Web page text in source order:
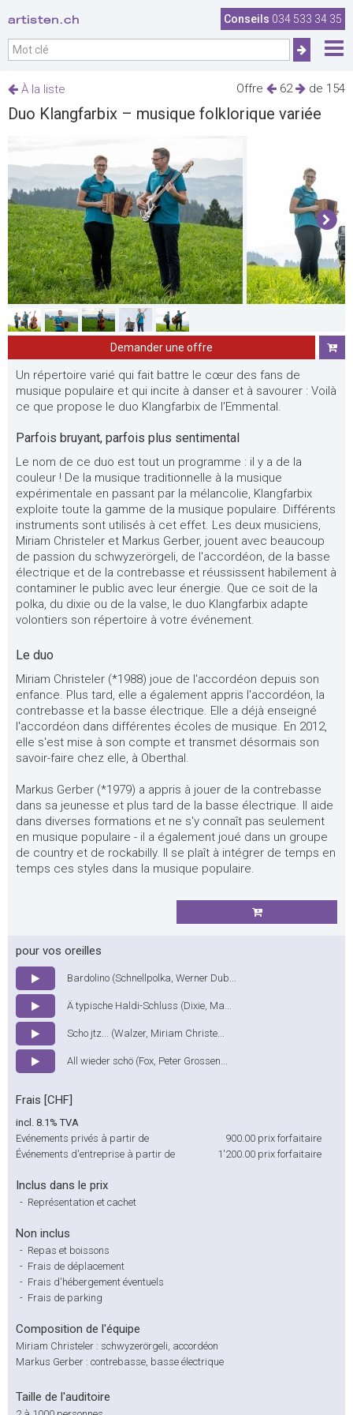
artisten.ch Conseils 034 533 34 35
Offre 62 de 154
À la liste
Duo Klangfarbix – musique folklorique variée
Demander une offre
Un répertoire varié qui fait battre le cœur des fans de
musique populaire et qui incite à danser et à savourer : Voilà
ce que propose le duo Klangfarbix de l'Emmental.
Parfois bruyant, parfois plus sentimental
Le nom de ce duo est tout un programme : il y a de la
couleur ! De la musique traditionnelle à la musique
expérimentale en passant par la mélancolie, Klangfarbix
exploite toute la gamme de la musique populaire. Différents
instruments sont utilisés à cet effet. Les deux musiciens,
Miriam Christeler et Markus Gerber, jouent avec beaucoup
de passion du schwyzerörgeli, de l'accordéon, de la basse
électrique et de la contrebasse et réussissent habilement à
contaminer le public avec leur énergie. Que ce soit de la
polka, du dixie ou de la valse, le duo Klangfarbix adapte
volontiers son répertoire à votre événement.
Le duo
Miriam Christeler (*1988) joue de l'accordéon depuis son
enfance. Plus tard, elle a également appris l'accordéon, la
contrebasse et la basse électrique. Elle a déjà enseigné
l'accordéon dans différentes écoles de musique. En 2012,
elle s'est mise à son compte et transmet désormais son
savoir-faire chez elle, à Oberthal.
Markus Gerber (*1979) a appris à jouer de la contrebasse
dans sa jeunesse et plus tard de la basse électrique. Il aide
dans diverses formations et ne s'y connaît pas seulement
en musique populaire - il a également joué dans un groupe
de country et de rockabilly. Il se plaît à intégrer de temps en
temps ces styles dans la musique populaire.
pour vos oreilles
Bardolino (Schnellpolka, Werner Dub...
Ä typische Haldi-Schluss (Dixie, Ma...
Scho jtz... (Walzer, Miriam Christe...
All wieder schö (Fox, Peter Grossen...
Frais [CHF]
incl. 8.1% TVA
Evénements privés à partir de
900.00 prix forfaitaire
Événements d'entreprise à partir de
1'200.00 prix forfaitaire
Inclus dans le prix
- Représentation et cachet
Non inclus
- Repas et boissons
- Frais de déplacement
- Frais d'hébergement éventuels
- Frais de parking
Composition de l'équipe
Miriam Christeler : schwyzerörgeli, accordéon
Markus Gerber : contrebasse, basse électrique
Taille de l'auditoire